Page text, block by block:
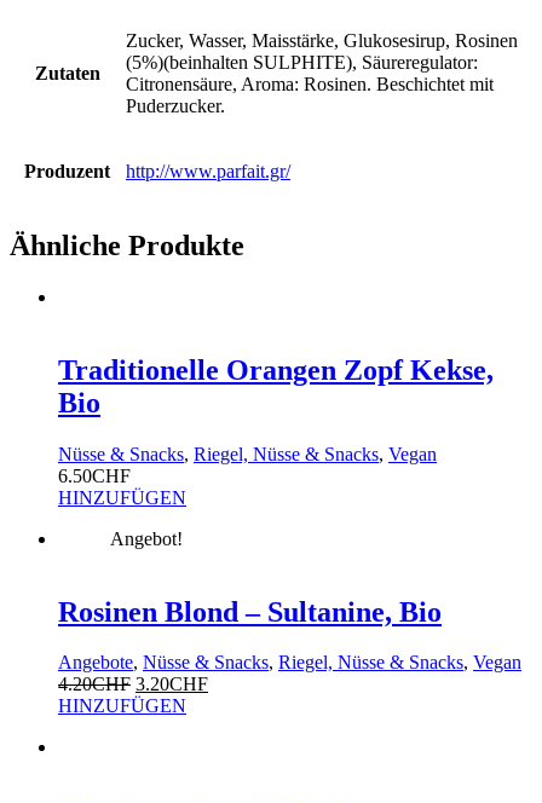
Zutaten
Zucker, Wasser, Maisstärke, Glukosesirup, Rosinen
(5%)(beinhalten SULPHITE), Säureregulator:
Citronensäure, Aroma: Rosinen. Beschichtet mit
Puderzucker.
Produzent http://www.parfait.gr/
Ähnliche Produkte
Traditionelle Orangen Zopf Kekse,
Bio
Nüsse & Snacks, Riegel, Nüsse & Snacks, Vegan
6.50CHF
HINZUFÜGEN
Angebot!
Rosinen Blond – Sultanine, Bio
Angebote, Nüsse & Snacks, Riegel, Nüsse & Snacks, Vegan
4.20CHF 3.20CHF
HINZUFÜGEN